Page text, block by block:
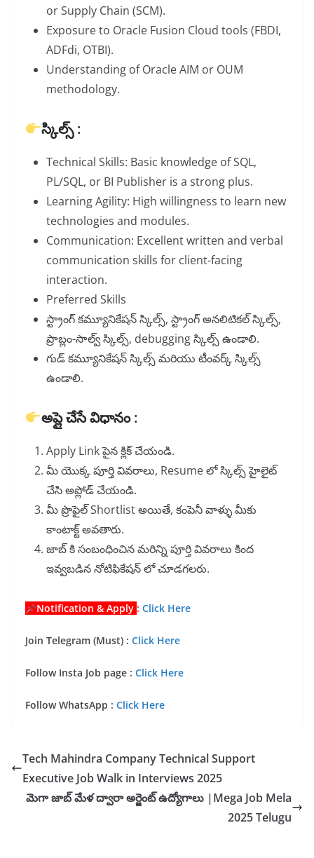
or Supply Chain (SCM).
Exposure to Oracle Fusion Cloud tools (FBDI,
ADFdi, OTBI).
Understanding of Oracle AIM or OUM
methodology.
స్కిల్స్ :
Technical Skills: Basic knowledge of SQL,
PL/SQL, or BI Publisher is a strong plus.
Learning Agility: High willingness to learn new
technologies and modules.
Communication: Excellent written and verbal
communication skills for client-facing
interaction.
Preferred Skills
స్ట్రాంగ్ కమ్యూనికేషన్ స్కిల్స్, స్ట్రాంగ్ అనలిటికల్ స్కిల్స్,
ప్రాబ్లం-సాల్వ్ స్కిల్స్, debugging స్కిల్స్ ఉండాలి.
గుడ్ కమ్యూనికేషన్ స్కిల్స్ మరియు టీంవర్క్ స్కిల్స్
ఉండాలి.
అప్లై చేసే విధానం :
Apply Link పైన క్లిక్ చేయండి.
మీ యొక్క పూర్తి వివరాలు, Resume లో స్కిల్స్ హైలైట్
చేసి అప్లోడ్ చేయండి.
మీ ప్రొఫైల్ Shortlist అయితే, కంపెనీ వాళ్ళు మీకు
కాంటాక్ట్ అవతారు.
జాబ్ కి సంబంధించిన మరిన్ని పూర్తి వివరాలు కింద
ఇవ్వబడిన నోటిఫికేషన్ లో చూడగలరు.
Notification & Apply : Click Here
Join Telegram (Must) : Click Here
Follow Insta Job page : Click Here
Follow WhatsApp : Click Here
Tech Mahindra Company Technical Support
Executive Job Walk in Interviews 2025
మెగా జాబ్ మేళ ద్వారా అర్జెంట్ ఉద్యోగాలు |Mega Job Mela
2025 Telugu